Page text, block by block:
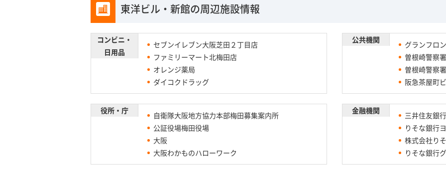
東洋ビル・新館の周辺施設情報
コンビニ・
日用品
セブンイレブン大阪芝田２丁目店
ファミリーマート北梅田店
オレンジ薬局
ダイコクドラッグ
公共機関
グランフロ
曽根崎警察
曽根崎警察
阪急茶屋町
役所・庁
自衛隊大阪地方協力本部梅田募集案内所
公証役場梅田役場
大阪
大阪わかものハローワーク
金融機関
三井住友銀
りそな銀行
株式会社り
りそな銀行